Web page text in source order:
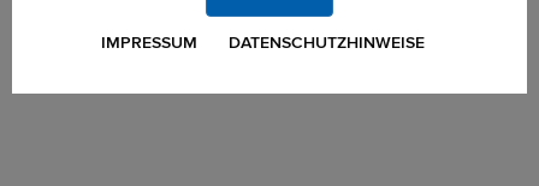
IMPRESSUM DATENSCHUTZHINWEISE